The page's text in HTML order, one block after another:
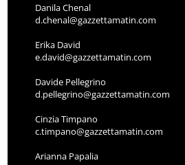
Danila Chenal
d.chenal@gazzettamatin.com
Erika David
e.david@gazzettamatin.com
Davide Pellegrino
d.pellegrino@gazzettamatin.com
Cinzia Timpano
c.timpano@gazzettamatin.com
Arianna Papalia